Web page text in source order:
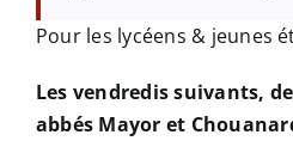
Pour les lycéens & jeunes
Les vendredis suivants,
abbés Mayor et